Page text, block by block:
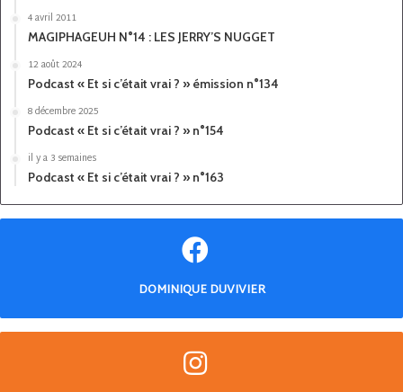
4 avril 2011
MAGIPHAGEUH N°14 : LES JERRY’S NUGGET
12 août 2024
Podcast « Et si c’était vrai ? » émission n°134
8 décembre 2025
Podcast « Et si c’était vrai ? » n°154
il y a 3 semaines
Podcast « Et si c’était vrai ? » n°163
DOMINIQUE DUVIVIER